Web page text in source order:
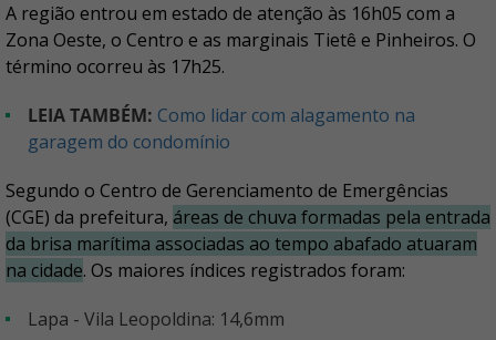
A região entrou em estado de atenção às 16h05 com a
Zona Oeste, o Centro e as marginais Tietê e Pinheiros. O
término ocorreu às 17h25.
LEIA TAMBÉM: Como lidar com alagamento na
garagem do condomínio
Segundo o Centro de Gerenciamento de Emergências
(CGE) da prefeitura, áreas de chuva formadas pela entrada
da brisa marítima associadas ao tempo abafado atuaram
na cidade. Os maiores índices registrados foram:
Lapa - Vila Leopoldina: 14,6mm